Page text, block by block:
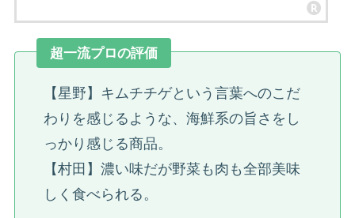
超一流プロの評価
【星野】キムチチゲという言葉へのこだ
わりを感じるような、海鮮系の旨さをし
っかり感じる商品。
【村田】濃い味だが野菜も肉も全部美味
しく食べられる。